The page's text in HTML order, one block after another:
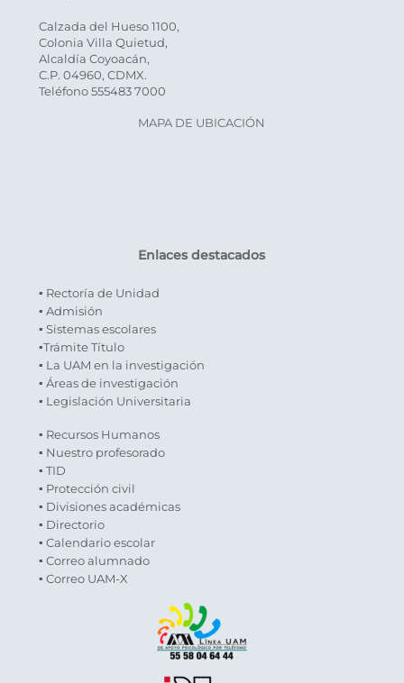
Calzada del Hueso 1100,
Colonia Villa Quietud,
Alcaldía Coyoacán,
C.P. 04960, CDMX.
Teléfono 555483 7000
MAPA DE UBICACIÓN
Enlaces destacados
▪ Rectoría de Unidad
▪ Admisión
▪ Sistemas escolares
▪Trámite Título
▪ La UAM en la investigación
▪ Áreas de investigación
▪ Legislación Universitaria
▪ Recursos Humanos
▪ Nuestro profesorado
▪ TID
▪ Protección civil
▪ Divisiones académicas
▪ Directorio
▪ Calendario escolar
▪ Correo alumnado
▪ Correo UAM-X